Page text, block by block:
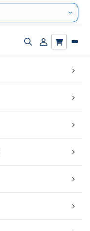
Zapnout/vypnout
Přihlásit/